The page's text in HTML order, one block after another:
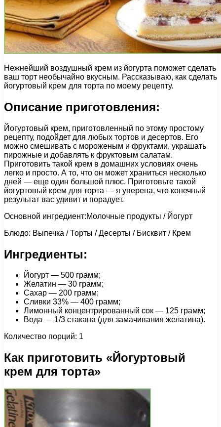
Нежнейший воздушный крем из йогурта поможет сделать
ваш торт необычайно вкусным. Рассказываю, как сделать
йогуртовый крем для торта по моему рецепту.
Описание приготовления:
Йогуртовый крем, приготовленный по этому простому
рецепту, подойдет для любых тортов и десертов. Его
можно смешивать с мороженым и фруктами, украшать
пирожные и добавлять к фруктовым салатам.
Приготовить такой крем в домашних условиях очень
легко и просто. А то, что он может храниться несколько
дней — еще один большой плюс. Приготовьте такой
йогуртовый крем для торта — я уверена, что конечный
результат вас удивит и порадует.
Основной ингредиент:Молочные продукты / Йогурт
Блюдо: Выпечка / Торты / Десерты / Бисквит / Крем
Ингредиенты:
Йогурт — 500 грамм;
Желатин — 30 грамм;
Сахар — 200 грамм;
Сливки 33% — 400 грамм;
Лимонный концентрированный сок — 125 грамм;
Вода — 1/3 стакана (для замачивания желатина).
Количество порций: 1
Как приготовить «Йогуртовый
крем для торта»